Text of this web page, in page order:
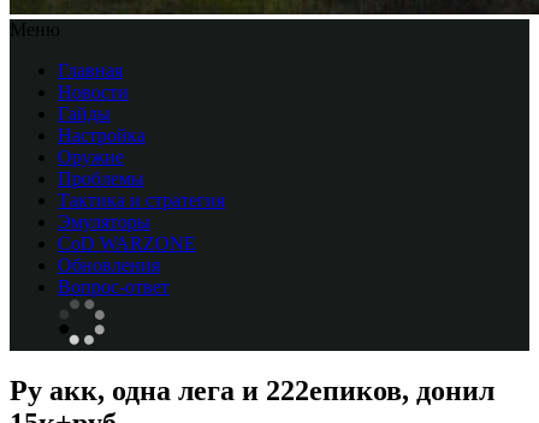
Меню
Главная
Новости
Гайды
Настройка
Оружие
Проблемы
Тактика и стратегия
Эмуляторы
CоD WARZONE
Обновления
Вопрос-ответ
Ру акк, одна лега и 222епиков, донил